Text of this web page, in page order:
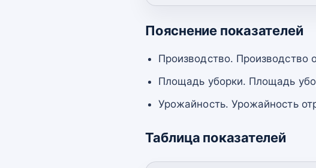
Пояснение показателей
Производство.
Площадь уборки. Площадь
Урожайность. Урожайность
Таблица показателей